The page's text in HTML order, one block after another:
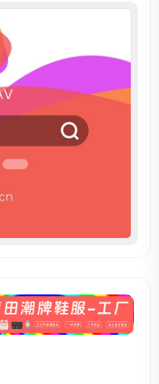
# 图文成片
频
频内容神器